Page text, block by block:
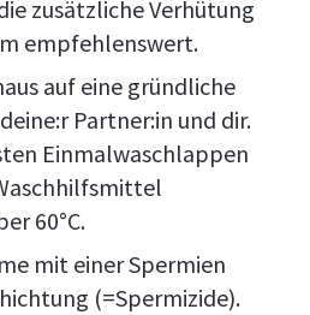
zusätzliche Verhütung
empfehlenswert.
auf eine gründliche
Partner:in und dir.
Einmalwaschlappen
60°C.
mit einer Spermien
(=Spermizide).